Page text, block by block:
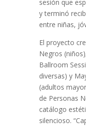
sesión que
y terminó
entre niñas,
El proyecto
Negros
Ballroom
diversas) y
(adultos
de Personas
catálogo
silencioso.